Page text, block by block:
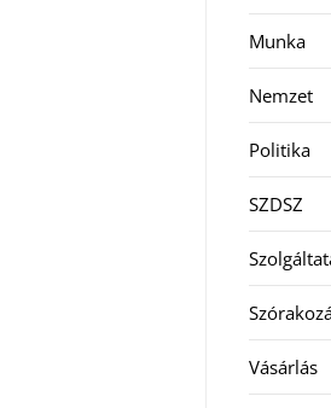
Munka
Nemzet
Politika
SZDSZ
Vásárlás